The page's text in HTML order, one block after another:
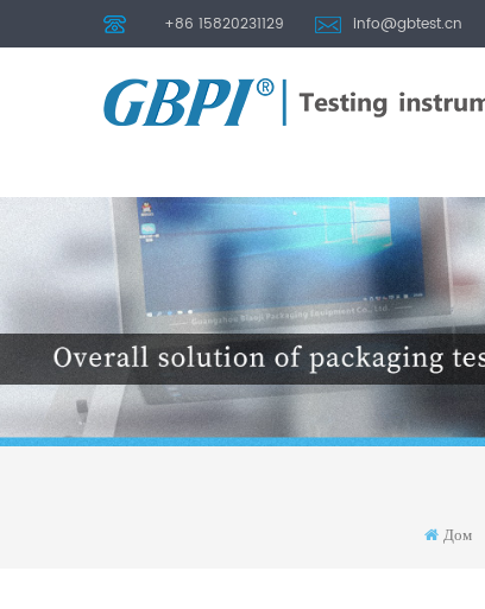
+86 15820231129 info@gbtest.cn
Дом